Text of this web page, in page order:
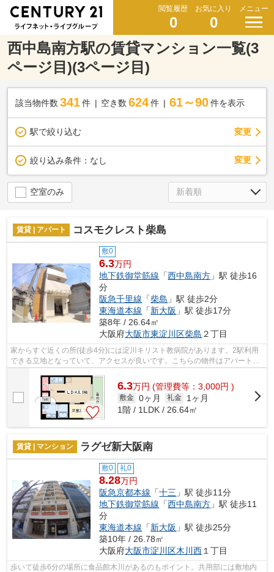
閲覧履歴
0
お気に入り
0
メニュー
西中島南方駅の賃貸マンション一覧(3
ページ目)(3ページ目)
該当物件数 341件 空き数 624 件 61～90 件を表示
駅で絞り込む 変更
絞り込み条件： なし 変更
空室のみ
賃貸 | アパート コスモクレスト柴島
敷0
6.3万円
地下鉄御堂筋線 「西中島南方 」駅 徒歩16
分
阪急千里線 「柴島 」駅 徒歩2分
東海道本線 「新大阪 」駅 徒歩17分
築8年 / 26.64㎡
大阪府大阪市東淀川区柴島 ２丁目
家からすぐ近くの所(徒歩4分)には淀川キリスト教病院があります。2駅利用
できる立地となっていて、アクセスが良いです。こちらの物件はアパートで
6.3万円 (管理費等：3,000円 )
敷金 0ヶ月 礼金
1ヶ月
1階 / 1LDK / 26.64㎡
賃貸 | マンション ラグゼ新大阪南
敷0 礼0
8.28万円
阪急京都本線 「十三 」駅 徒歩11分
地下鉄御堂筋線 「西中島南方 」駅 徒歩11
分
東海道本線 「新大阪 」駅 徒歩25分
築10年 / 26.78㎡
大阪府大阪市淀川区木川西 １丁目
歩いて徒歩6分の場所に食品館木川があるのもポイント。共用部には敷地内